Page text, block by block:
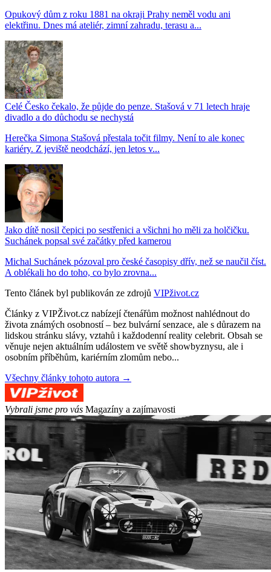
Opukový dům z roku 1881 na okraji Prahy neměl vodu ani
elektřinu. Dnes má ateliér, zimní zahradu, terasu a...
Celé Česko čekalo, že půjde do penze. Stašová v 71 letech hraje
divadlo a do důchodu se nechystá
Herečka Simona Stašová přestala točit filmy. Není to ale konec
kariéry. Z jeviště neodchází, jen letos v...
Jako dítě nosil čepici po sestřenici a všichni ho měli za holčičku.
Suchánek popsal své začátky před kamerou
Michal Suchánek pózoval pro české časopisy dřív, než se naučil číst.
A oblékali ho do toho, co bylo zrovna...
Tento článek byl publikován ze zdrojů VIPživot.cz
Články z VIPŽivot.cz nabízejí čtenářům možnost nahlédnout do
života známých osobností – bez bulvární senzace, ale s důrazem na
lidskou stránku slávy, vztahů i každodenní reality celebrit. Obsah se
věnuje nejen aktuálním událostem ve světě showbyznysu, ale i
osobním příběhům, kariérním zlomům nebo...
Všechny články tohoto autora →
Vybrali jsme pro vás Magazíny a zajímavosti